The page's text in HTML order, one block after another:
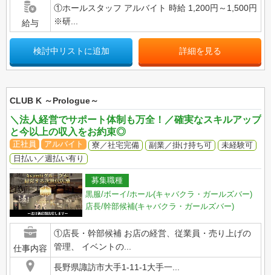
給与
①ホールスタッフ アルバイト 時給 1,200円～1,500円
※研...
検討中リストに追加 詳細を見る
CLUB K ～Prologue～
＼法人経営でサポート体制も万全！／確実なスキルアップ
と今以上の収入をお約束◎
正社員 アルバイト 寮／社宅完備 副業／掛け持ち可
未経験可
日払い／週払い有り
募集職種
黒服/ボーイ/ホール(キャバクラ・ガールズバー)
店長/幹部候補(キャバクラ・ガールズバー)
仕事内容
①店長・幹部候補 お店の経営、従業員・売り上げの
管理、 イベントの...
長野県諏訪市大手1-11-1大手一...